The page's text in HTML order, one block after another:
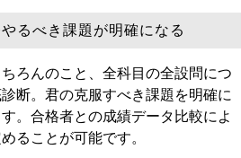
るべき課題が明確に なる
ろんのこと、全科目の全設問につ
断。君の克服すべき課題を明確に
。 合格者との成績データ比較によ
ることが可能です。